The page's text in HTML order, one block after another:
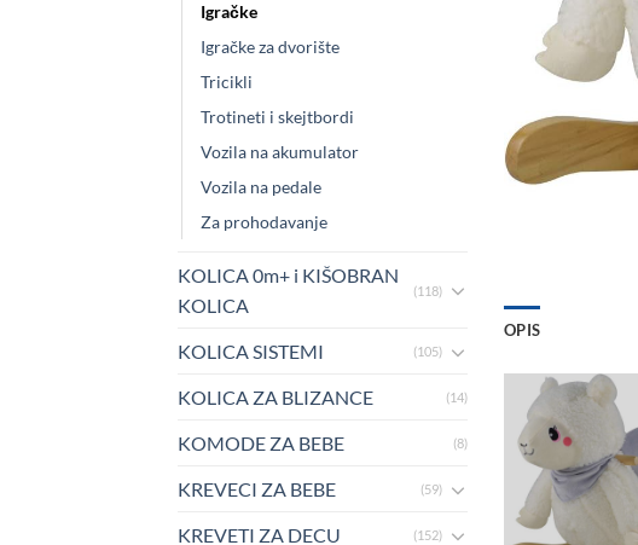
Igračke
Igračke za dvorište
Tricikli
Trotineti i skejtbordi
Vozila na akumulator
Vozila na pedale
Za prohodavanje
KOLICA 0m+ i KIŠOBRAN
KOLICA
(118)
KOLICA SISTEMI (105)
KOLICA ZA BLIZANCE (14)
KOMODE ZA BEBE (8)
KREVECI ZA BEBE (59)
KREVETI ZA DECU (152)
OPIS